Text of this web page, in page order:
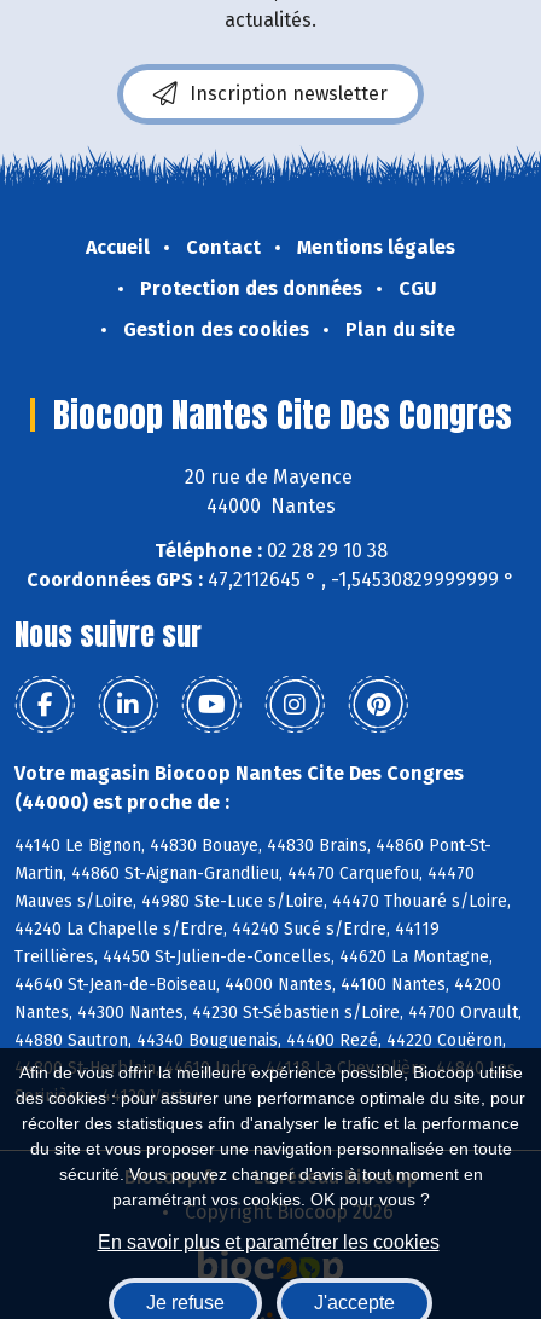
Afin de vous offrir la meilleure expérience possible, Biocoop utilise
des cookies : pour assurer une performance optimale du site, pour
récolter des statistiques afin d'analyser le trafic et la performance
du site et vous proposer une navigation personnalisée en toute
sécurité. Vous pouvez changer d'avis à tout moment en
paramétrant vos cookies. OK pour vous ?
En savoir plus et paramétrer les cookies
Je refuse J'accepte
actualités.
Inscription newsletter
Accueil Contact
Mentions légales
Protection des données
CGU
Gestion des cookies
Plan du site
Biocoop Nantes Cite Des Congres
20 rue de Mayence
44000 Nantes
Téléphone :02 28 29 10 38
Coordonnées GPS : 47,2112645 ° , -1,54530829999999 °
Nous suivre sur
Votre magasin Biocoop Nantes Cite Des Congres
(44000) est proche de :
44140 Le Bignon, 44830 Bouaye, 44830 Brains, 44860 Pont-St-
Martin, 44860 St-Aignan-Grandlieu, 44470 Carquefou, 44470
Mauves s/Loire, 44980 Ste-Luce s/Loire, 44470 Thouaré s/Loire,
44240 La Chapelle s/Erdre, 44240 Sucé s/Erdre, 44119
Treillières, 44450 St-Julien-de-Concelles, 44620 La Montagne,
44640 St-Jean-de-Boiseau, 44000 Nantes, 44100 Nantes, 44200
Nantes, 44300 Nantes, 44230 St-Sébastien s/Loire, 44700 Orvault,
44880 Sautron, 44340 Bouguenais, 44400 Rezé, 44220 Couëron,
44800 St-Herblain, 44610 Indre, 44118 La Chevrolière, 44840 Les
Sorinières, 44120 Vertou
Biocoop.fr
Le réseau Biocoop
Copyright Biocoop 2026